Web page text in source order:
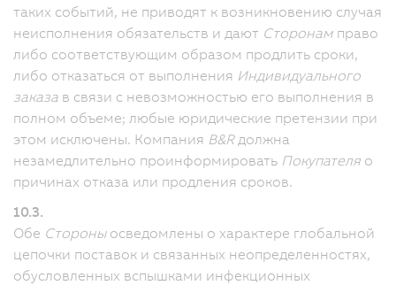
таких событий, не приводят к возникновению случая
неисполнения обязательств и дают Сторонам право
либо соответствующим образом продлить сроки,
либо отказаться от выполнения Индивидуального
заказа в связи с невозможностью его выполнения в
полном объеме; любые юридические претензии при
этом исключены. Компания B&Rдолжна
незамедлительно проинформировать Покупателя о
причинах отказа или продления сроков.
10.3.
Обе Стороныосведомлены о характере глобальной
цепочки поставок и связанных неопределенностях,
обусловленных вспышками инфекционных